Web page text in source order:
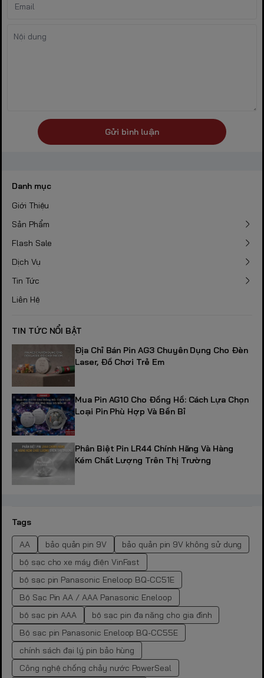
Gửi bình luận
Danh mục
Giới Thiệu
Sản Phẩm
Flash Sale
Dịch Vụ
Tin Tức
Liên Hệ
TIN TỨC NỔI BẬT
Địa Chỉ Bán Pin AG3 Chuyên Dụng Cho Đèn
Laser, Đồ Chơi Trẻ Em
Mua Pin AG10 Cho Đồng Hồ: Cách Lựa Chọn
Loại Pin Phù Hợp Và Bền Bỉ
Phân Biệt Pin LR44 Chính Hãng Và Hàng
Kém Chất Lượng Trên Thị Trường
Tags
AA bảo quản pin 9V
bảo quản pin 9V không sử dụng
bộ sạc cho xe máy điện VinFast
bộ sạc pin Panasonic Eneloop BQ-CC51E
Bộ Sạc Pin AA / AAA Panasonic Eneloop
bộ sạc pin AAA
bộ sạc pin đa năng cho gia đình
Bộ sạc pin Panasonic Eneloop BQ-CC55E
chính sách đại lý pin bảo hùng
Công nghệ chống chảy nước PowerSeal